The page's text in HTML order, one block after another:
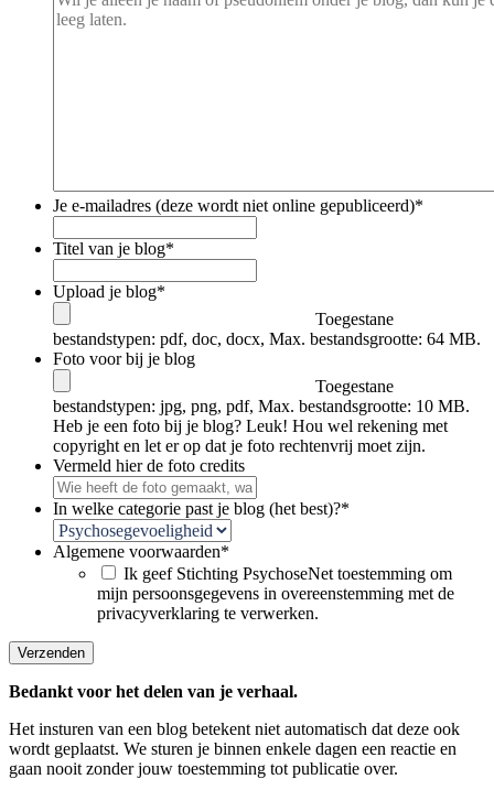
Je e-mailadres (deze wordt niet online gepubliceerd)*
Titel van je blog*
Upload je blog*
Toegestane
bestandstypen: pdf, doc, docx, Max. bestandsgrootte: 64 MB.
Foto voor bij je blog
Toegestane
bestandstypen: jpg, png, pdf, Max. bestandsgrootte: 10 MB.
Heb je een foto bij je blog? Leuk! Hou wel rekening met
copyright en let er op dat je foto rechtenvrij moet zijn.
Vermeld hier de foto credits
In welke categorie past je blog (het best)?*
Algemene voorwaarden*
Ik geef Stichting PsychoseNet toestemming om
mijn persoonsgegevens in overeenstemming met de
privacyverklaring te verwerken.
Verzenden
Bedankt voor het delen van je verhaal.
Het insturen van een blog betekent niet automatisch dat deze ook
wordt geplaatst. We sturen je binnen enkele dagen een reactie en
gaan nooit zonder jouw toestemming tot publicatie over.